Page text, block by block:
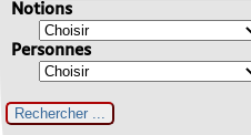
Notions
Personnes